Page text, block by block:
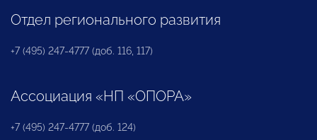
Отдел регионального развития
+7 (495) 247-4777 (доб. 116, 117)
Ассоциация «НП «ОПОРА»
+7 (495) 247-4777 (доб. 124)